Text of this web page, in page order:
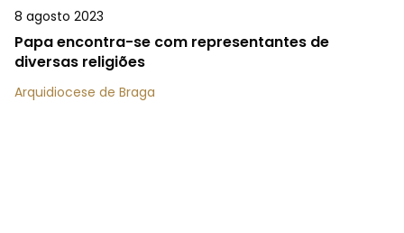
8 agosto 2023
Papa encontra-se com representantes de
diversas religiões
Arquidiocese de Braga